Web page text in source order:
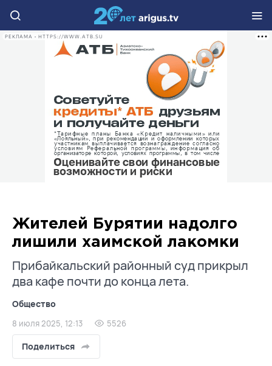
РЕКЛАМА • HTTPS://WWW.ATB.SU
Жителей Бурятии надолго
лишили хаимской лакомки
Прибайкальский районный суд прикрыл
два кафе почти до конца лета.
Общество
8 июля 2025, 12:13 5526
Поделиться